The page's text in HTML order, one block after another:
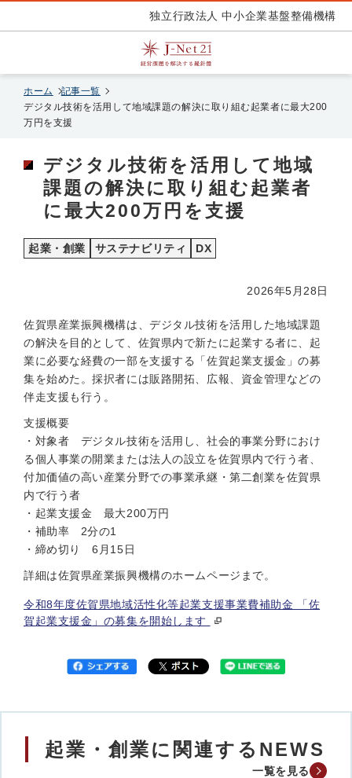
独立行政法人 中小企業基盤整備機構
ホーム
記事一覧
デジタル技術を活用して地域課題の解決に取り組む起業者に最大200
万円を支援
デジタル技術を活用して地域
課題の解決に取り組む起業者
に最大200万円を支援
起業・創業 サステナビリティ DX
2026年5月28日
佐賀県産業振興機構は、デジタル技術を活用した地域課題
の解決を目的として、佐賀県内で新たに起業する者に、起
業に必要な経費の一部を支援する「佐賀起業支援金」の募
集を始めた。採択者には販路開拓、広報、資金管理などの
伴走支援も行う。
支援概要
・対象者 デジタル技術を活用し、社会的事業分野におけ
る個人事業の開業または法人の設立を佐賀県内で行う者、
付加価値の高い産業分野での事業承継・第二創業を佐賀県
内で行う者
・起業支援金 最大200万円
・補助率 2分の1
・締め切り 6月15日
詳細は佐賀県産業振興機構のホームページまで。
令和8年度佐賀県地域活性化等起業支援事業費補助金 「佐
賀起業支援金」の募集を開始します
起業・創業に関連するNEWS
一覧を見る